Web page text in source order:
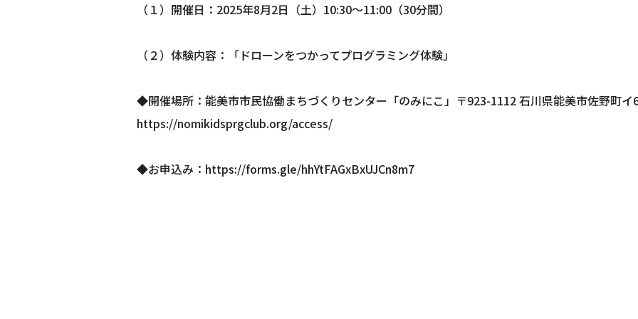
（１）開催日：2025年8月2日（土）10:30～11:00（30分間）
（２）体験内容：「ドローンをつかってプログラミング体験」
◆開催場所：能美市市民協働まちづくりセンター「のみにこ」〒923-1112 石川県能美市佐野町イ
https://nomikidsprgclub.org/access/
◆お申込み：https://forms.gle/hhYtFAGxBxUJCn8m7